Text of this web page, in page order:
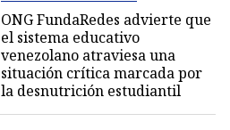
ONG FundaRedes advierte que
el sistema educativo
venezolano atraviesa una
situación crítica marcada por
la desnutrición estudiantil